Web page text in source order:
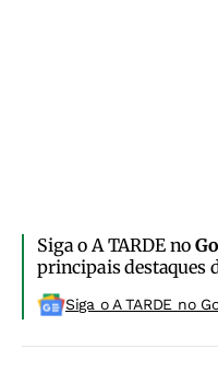
Siga o A TARDE no
principais destaques
Siga o A TARDE no